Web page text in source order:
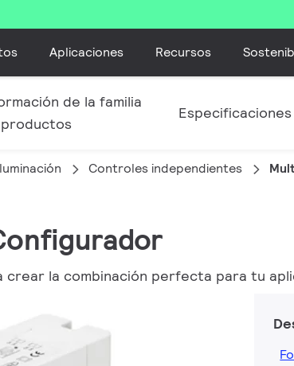
Aplicaciones Recursos
de la familia
Especificaciones
Controles independientes
la combinación perfecta para tu